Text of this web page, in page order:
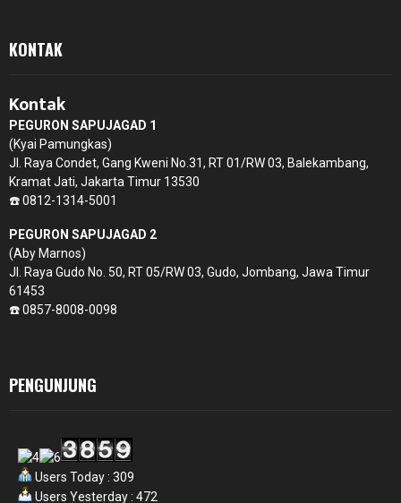
KONTAK
Kontak
PEGURON SAPUJAGAD 1
(Kyai Pamungkas)
Jl. Raya Condet, Gang Kweni No.31, RT 01/RW 03, Balekambang,
Kramat Jati, Jakarta Timur 13530
☎️ 0812-1314-5001
PEGURON SAPUJAGAD 2
(Aby Marnos)
Jl. Raya Gudo No. 50, RT 05/RW 03, Gudo, Jombang, Jawa Timur
61453
☎️ 0857-8008-0098
PENGUNJUNG
Users Today : 309
Users Yesterday : 472